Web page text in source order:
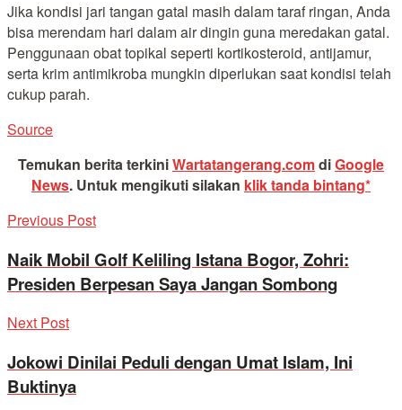
Jika kondisi jari tangan gatal masih dalam taraf ringan, Anda
bisa merendam hari dalam air dingin guna meredakan gatal.
Penggunaan obat topikal seperti kortikosteroid, antijamur,
serta krim antimikroba mungkin diperlukan saat kondisi telah
cukup parah.
Source
Temukan berita terkiniWartatangerang.comdiGoogle
News. Untuk mengikuti silakan klik tanda bintang*
Previous Post
Naik Mobil Golf Keliling Istana Bogor, Zohri:
Presiden Berpesan Saya Jangan Sombong
Next Post
Jokowi Dinilai Peduli dengan Umat Islam, Ini
Buktinya